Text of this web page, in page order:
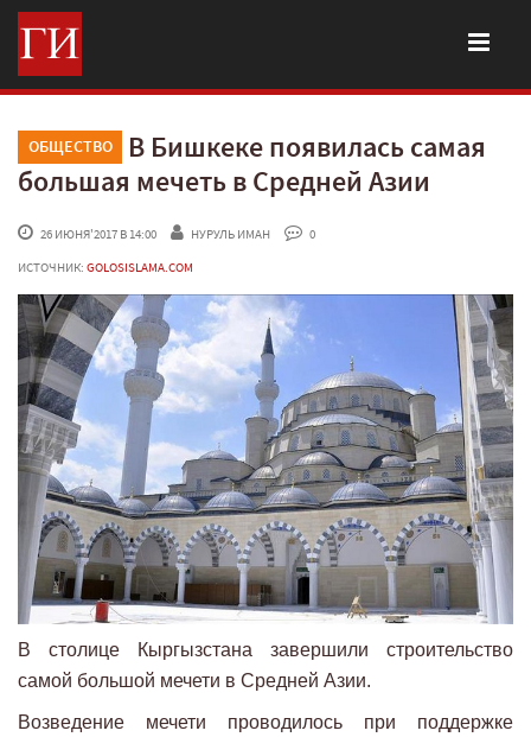
ОБЩЕСТВО
В Бишкеке появилась самая
большая мечеть в Средней Азии
26 ИЮНЯ'2017 В 14:00 НУРУЛЬ ИМАН
0
ИСТОЧНИК: GOLOSISLAMA.COM
В столице Кыргызстана завершили строительство
самой большой мечети в Средней Азии.
Возведение мечети проводилось при поддержке